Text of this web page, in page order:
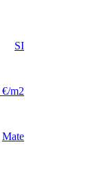
SI
m2
Mate